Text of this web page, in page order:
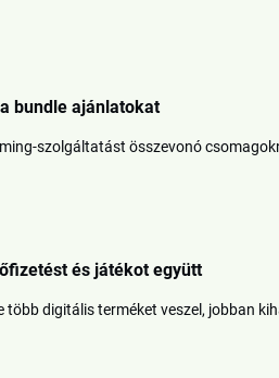
bundle ajánlatokat
szolgáltatást összevonó
és játékot együtt
több digitális terméket veszel, jobban